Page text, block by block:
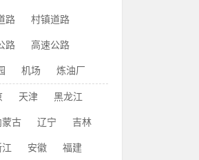
路 村镇道路
路 高速公路
机场 炼油厂
天津 黑龙江
蒙古 辽宁 吉林
江 安徽 福建